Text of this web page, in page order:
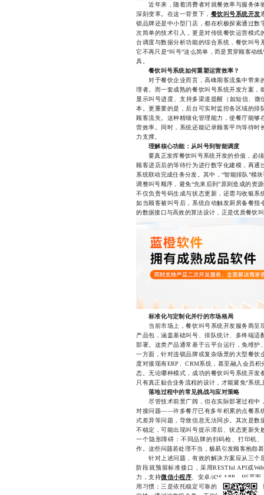
近年来，随着消费者对就餐效率与服务体
深刻变革。在这一背景下， 餐饮叫号系统开发
锁品牌还是中小型门店，都在积极探索通过
次简单的技术引入，更是对传统餐饮运营模
台调度与数据分析功能的综合系统，餐饮叫
它不再只是“叫号”这么简单，而是贯穿顾客动
具。
餐饮叫号系统如何重塑运营效率？
对于餐饮企业而言，高峰期客流集中带来
理者。而一套成熟的餐饮叫号系统开发方案
显示叫号进度、支持多渠道提醒（如短信、
本。更重要的是，后台可实时监控各区域的
顾客流失。这种精细化管理能力，使餐厅能
营效率。同时，系统还能记录顾客平均等待
力支撑。
理解核心功能：从叫号到智能调度
要真正发挥餐饮叫号系统开发的价值，必须
顾客进店后的等待行为进行数字化建模，再
系统联动完成任务分发。其中，“智能排队”模
调整叫号顺序，避免“先来后到”原则造成的资
不仅负责号码生成与状态更新，还需与收银
如当顾客被叫号后，系统自动触发厨房备餐
的数据接口与高效的算法设计，正是优质餐饮
标准化与定制化并行的市场格局
当前市场上，餐饮叫号系统开发服务商呈
产品包，涵盖基础叫号、排队统计、多终端
部署。这类产品通常基于云平台运行，免维
一方面，针对连锁品牌或复杂场景的大型餐饮
度对接现有ERP、CRM系统，甚至融入会员
态。无论哪种模式，成功的餐饮叫号系统开
只有真正贴合业务流程的设计，才能避免“系统
落地过程中的常见挑战与应对策略
尽管技术前景广阔，但在实际部署过程中
对接问题——许多餐厅已有多年积累的点餐系
式差异等问题，导致信息无法同步。其次是
不稳定，可能出现叫号提示滞后、状态更新
一个隐形障碍：不同品牌的扫码枪、打印机
作。这些问题若处理不当，极易引发顾客抱怨
针对上述问题，有效的解决方案应从三个
阶段就预留标准接口，采用RESTful API或
力，支持微信小程序 、安卓/iOS APP、H5页
用习惯；三是依托稳定可靠的云服务平台，